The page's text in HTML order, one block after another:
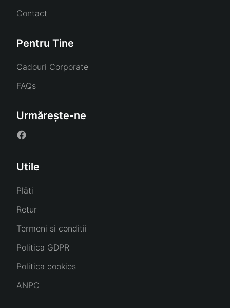
Contact
Pentru Tine
Cadouri Corporate
FAQs
Urmărește-ne
Utile
Plăti
Retur
Termeni si conditii
Politica GDPR
Politica cookies
ANPC